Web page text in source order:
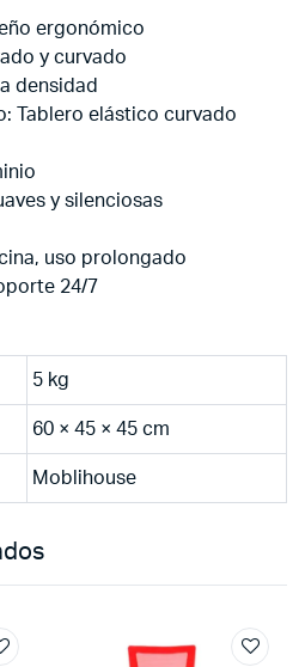
ergonómico
y curvado
densidad
Tablero elástico curvado
y silenciosas
uso prolongado
24/7
5 kg
60 × 45 × 45 cm
Moblihouse